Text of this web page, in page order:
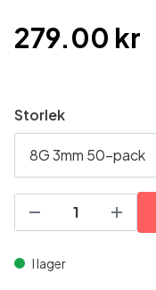
279.00 kr
Storlek
I lager